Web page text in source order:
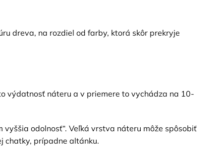
dreva, na rozdiel od farby, ktorá skôr prekryje
výdatnosť náteru a v priemere to vychádza na 10-
odolnosť“. Veľká vrstva náteru môže spôsobiť
chatky, prípadne altánku.